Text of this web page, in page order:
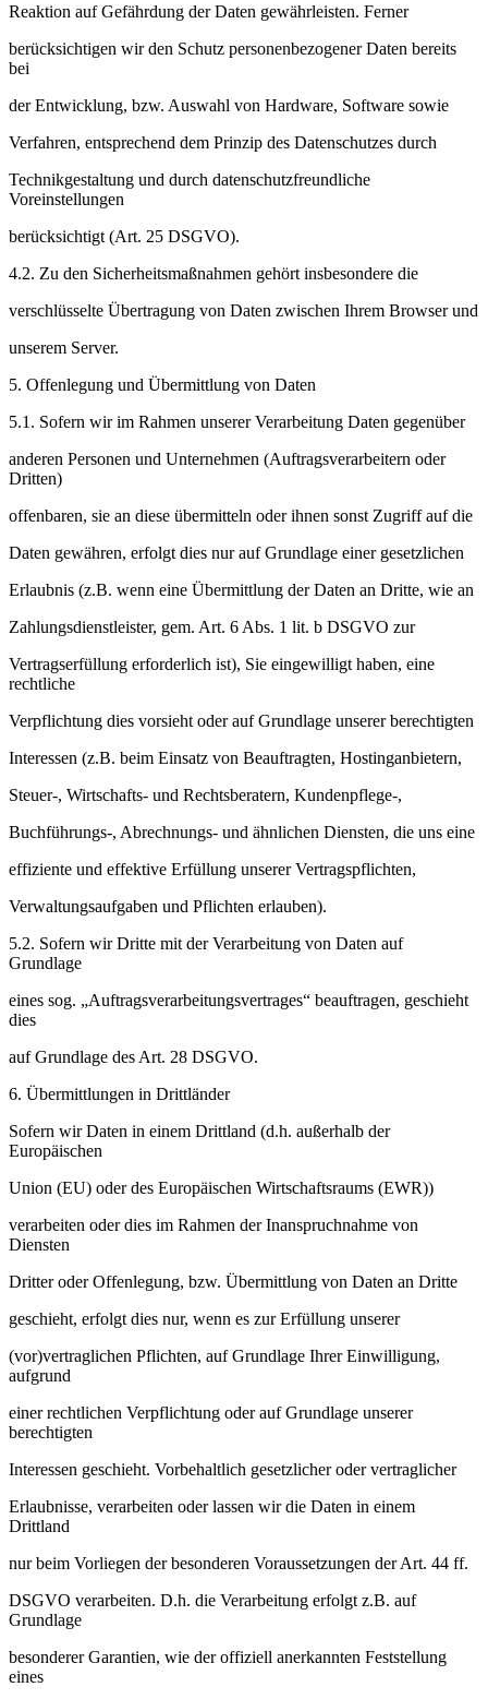
Reaktion auf Gefährdung der Daten gewährleisten. Ferner
berücksichtigen wir den Schutz personenbezogener Daten bereits
bei
der Entwicklung, bzw. Auswahl von Hardware, Software sowie
Verfahren, entsprechend dem Prinzip des Datenschutzes durch
Technikgestaltung und durch datenschutzfreundliche
Voreinstellungen
berücksichtigt (Art. 25 DSGVO).
4.2. Zu den Sicherheitsmaßnahmen gehört insbesondere die
verschlüsselte Übertragung von Daten zwischen Ihrem Browser und
unserem Server.
5. Offenlegung und Übermittlung von Daten
5.1. Sofern wir im Rahmen unserer Verarbeitung Daten gegenüber
anderen Personen und Unternehmen (Auftragsverarbeitern oder
Dritten)
offenbaren, sie an diese übermitteln oder ihnen sonst Zugriff auf die
Daten gewähren, erfolgt dies nur auf Grundlage einer gesetzlichen
Erlaubnis (z.B. wenn eine Übermittlung der Daten an Dritte, wie an
Zahlungsdienstleister, gem. Art. 6 Abs. 1 lit. b DSGVO zur
Vertragserfüllung erforderlich ist), Sie eingewilligt haben, eine
rechtliche
Verpflichtung dies vorsieht oder auf Grundlage unserer berechtigten
Interessen (z.B. beim Einsatz von Beauftragten, Hostinganbietern,
Steuer-, Wirtschafts- und Rechtsberatern, Kundenpflege-,
Buchführungs-, Abrechnungs- und ähnlichen Diensten, die uns eine
effiziente und effektive Erfüllung unserer Vertragspflichten,
Verwaltungsaufgaben und Pflichten erlauben).
5.2. Sofern wir Dritte mit der Verarbeitung von Daten auf
Grundlage
eines sog. „Auftragsverarbeitungsvertrages“ beauftragen, geschieht
dies
auf Grundlage des Art. 28 DSGVO.
6. Übermittlungen in Drittländer
Sofern wir Daten in einem Drittland (d.h. außerhalb der
Europäischen
Union (EU) oder des Europäischen Wirtschaftsraums (EWR))
verarbeiten oder dies im Rahmen der Inanspruchnahme von
Diensten
Dritter oder Offenlegung, bzw. Übermittlung von Daten an Dritte
geschieht, erfolgt dies nur, wenn es zur Erfüllung unserer
(vor)vertraglichen Pflichten, auf Grundlage Ihrer Einwilligung,
aufgrund
einer rechtlichen Verpflichtung oder auf Grundlage unserer
berechtigten
Interessen geschieht. Vorbehaltlich gesetzlicher oder vertraglicher
Erlaubnisse, verarbeiten oder lassen wir die Daten in einem
Drittland
nur beim Vorliegen der besonderen Voraussetzungen der Art. 44 ff.
DSGVO verarbeiten. D.h. die Verarbeitung erfolgt z.B. auf
Grundlage
besonderer Garantien, wie der offiziell anerkannten Feststellung
eines